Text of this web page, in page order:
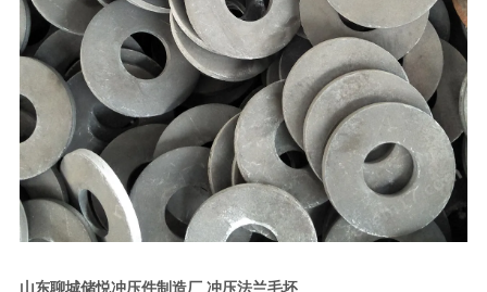
山东聊城储悦冲压件制造厂 冲压法兰毛坯